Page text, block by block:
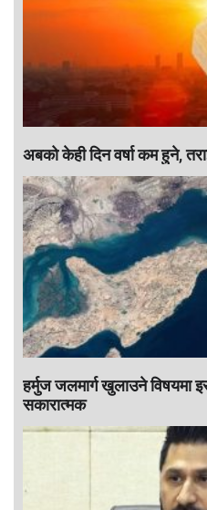
अबको केही दिन वर्षा कम हुने,
हर्मुज जलमार्ग खुलाउने विषयमा
सकारात्मक